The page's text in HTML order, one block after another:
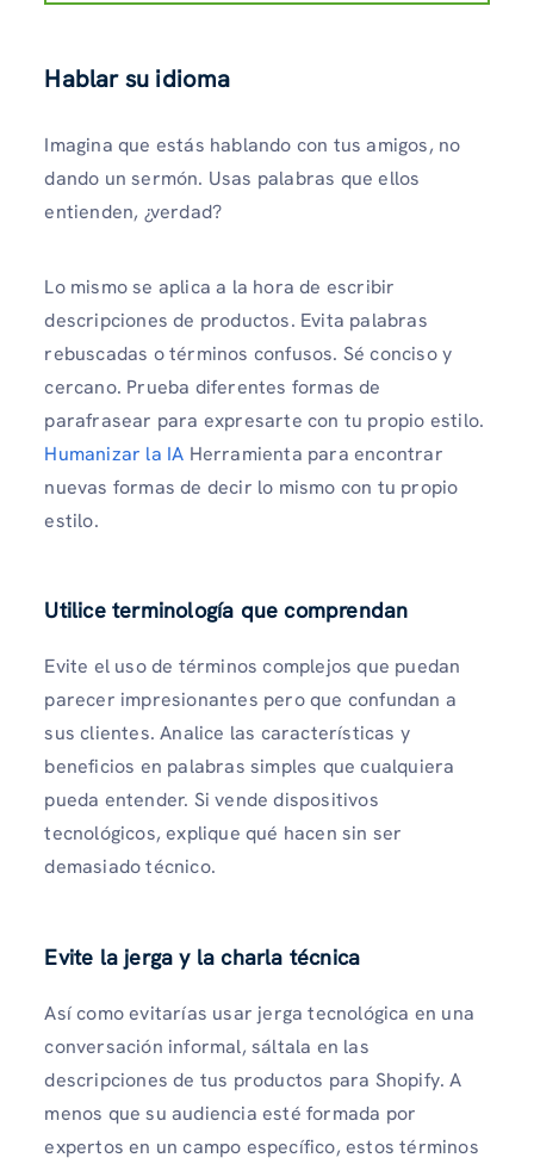
Hablar su idioma
Imagina que estás hablando con tus amigos, no
dando un sermón. Usas palabras que ellos
entienden, ¿verdad?
Lo mismo se aplica a la hora de escribir
descripciones de productos. Evita palabras
rebuscadas o términos confusos. Sé conciso y
cercano. Prueba diferentes formas de
parafrasear para expresarte con tu propio estilo.
Humanizar la IA Herramienta para encontrar
nuevas formas de decir lo mismo con tu propio
estilo.
Utilice terminología que comprendan
Evite el uso de términos complejos que puedan
parecer impresionantes pero que confundan a
sus clientes. Analice las características y
beneficios en palabras simples que cualquiera
pueda entender. Si vende dispositivos
tecnológicos, explique qué hacen sin ser
demasiado técnico.
Evite la jerga y la charla técnica
Así como evitarías usar jerga tecnológica en una
conversación informal, sáltala en las
descripciones de tus productos para Shopify. A
menos que su audiencia esté formada por
expertos en un campo específico, estos términos